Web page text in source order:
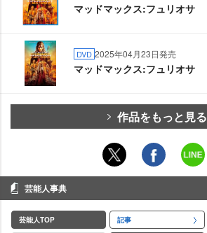
マッドマックス:フュリオサ
DVD 2025年04月23日発売
マッドマックス:フュリオサ
作品をもっと見る
芸能人事典
芸能人TOP 記事